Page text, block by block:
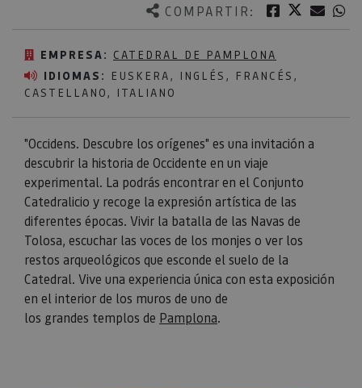
COMPARTIR: Facebook
Twitter
EMPRESA: CATEDRAL DE PAMPLONA
IDIOMAS:
EUSKERA, INGLÉS, FRANCÉS,
CASTELLANO, ITALIANO
"Occidens. Descubre los orígenes" es una invitación a
descubrir la historia de Occidente en un viaje
experimental. La podrás encontrar en el Conjunto
Catedralicio y recoge la expresión artística de las
diferentes épocas. Vivir la batalla de las Navas de
Tolosa, escuchar las voces de los monjes o ver los
restos arqueológicos que esconde el suelo de la
Catedral. Vive una experiencia única con esta exposición
en el interior de los muros de uno de
los grandes templos de Pamplona.